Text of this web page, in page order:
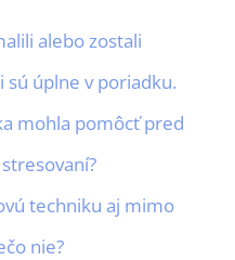
alebo zostali
sú úplne v poriadku.
mohla pomôcť pred
techniku aj mimo
nie?